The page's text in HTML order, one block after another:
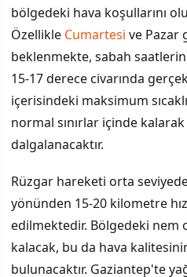
Gelecek Hafta İçin
bölgedeki hava koşullarını
Özellikle Cumartesi ve Pazar
beklenmekte, sabah
15-17 derece civarında
içerisindeki maksimum
normal sınırlar içinde
dalgalanacaktır.
Rüzgar hareketi orta
yönünden 15-20 kilometre
edilmektedir. Bölgedeki nem
kalacak, bu da hava
bulunacaktır. Gaziantep'te